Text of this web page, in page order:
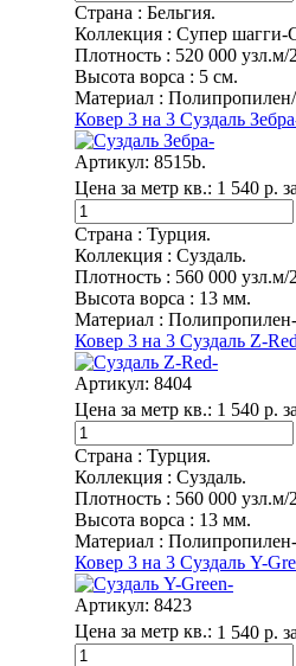
Страна : Бельгия.
Коллекция : Супер шагги-
Плотность : 520 000 узл.м/
Высота ворса : 5 см.
Материал :
Ковер 3 на 3 Суздаль
Артикул: 8515b.
Цена за метр кв.: 1 540 р.
Страна : Турция.
Коллекция : Суздаль.
Плотность : 560 000 узл.м/
Высота ворса : 13 мм.
Материал :
Ковер 3 на 3 Суздаль Z-
Артикул: 8404
Цена за метр кв.: 1 540 р.
Страна : Турция.
Коллекция : Суздаль.
Плотность : 560 000 узл.м/
Высота ворса : 13 мм.
Материал :
Ковер 3 на 3 Суздаль Y-
Артикул: 8423
Цена за метр кв.: 1 540 р.